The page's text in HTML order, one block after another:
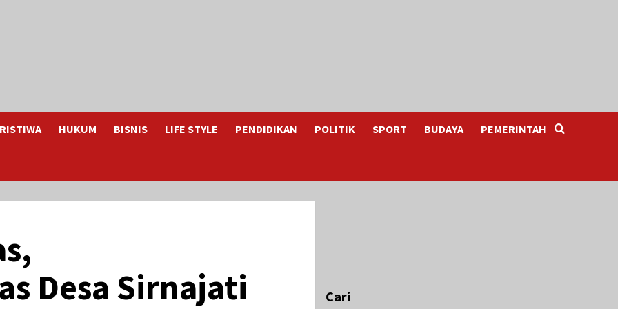
HUKUM BISNIS LIFE STYLE PENDIDIKAN POLITIK SPORT BUDAYA PEMERINTAH
Desa Sirnajati
Cari